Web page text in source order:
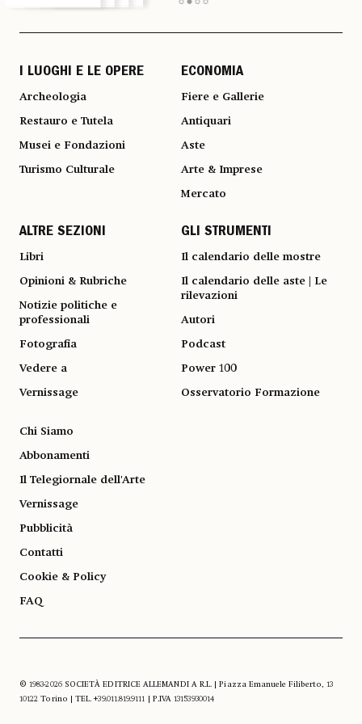
I LUOGHI E LE OPERE
Archeologia
Restauro e Tutela
Musei e Fondazioni
Turismo Culturale
ECONOMIA
Fiere e Gallerie
Antiquari
Aste
Arte & Imprese
Mercato
ALTRE SEZIONI
Libri
Opinioni & Rubriche
Notizie politiche e
professionali
Fotografia
Vedere a
Vernissage
GLI STRUMENTI
Il calendario delle mostre
Il calendario delle aste | Le
rilevazioni
Autori
Podcast
Power 100
Osservatorio Formazione
Chi Siamo
Abbonamenti
Il Telegiornale dell'Arte
Vernissage
Pubblicità
Contatti
Cookie & Policy
FAQ
© 1983-2026 SOCIETÀ EDITRICE ALLEMANDI A R.L. | Piazza Emanuele Filiberto, 13
10122 Torino | TEL. +39.011.819.9111 | P.IVA 13153930014